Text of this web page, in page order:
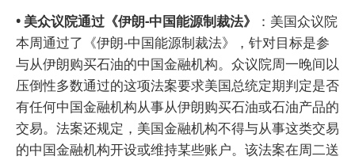
• 美众议院通过《伊朗-中国能源制裁法》
：美国众议院
本周通过了《伊朗-中国能源制裁法》，针对目标是参
与从伊朗购买石油的中国金融机构。众议院周一晚间以
压倒性多数通过的这项法案要求美国总统定期判定是否
有任何中国金融机构从事从伊朗购买石油或石油产品的
交易。法案还规定，美国金融机构不得与从事这类交易
的中国金融机构开设或维持某些账户。该法案在周二送